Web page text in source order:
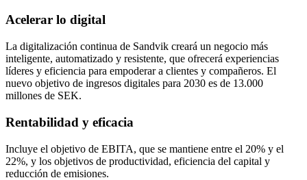
Acelerar lo digital
La digitalización continua de Sandvik creará un negocio más
inteligente, automatizado y resistente, que ofrecerá experiencias
líderes y eficiencia para empoderar a clientes y compañeros. El
nuevo objetivo de ingresos digitales para 2030 es de 13.000
millones de SEK.
Rentabilidad y eficacia
Incluye el objetivo de EBITA, que se mantiene entre el 20% y el
22%, y los objetivos de productividad, eficiencia del capital y
reducción de emisiones.